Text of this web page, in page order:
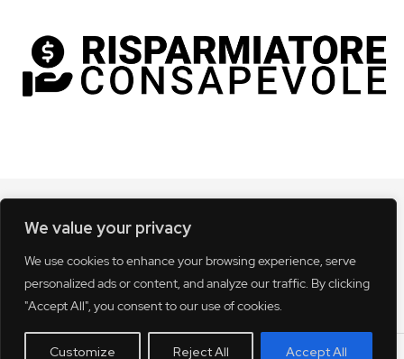
We value your privacy
We use cookies to enhance your browsing experience, serve
personalized ads or content, and analyze our traffic. By clicking
"Accept All", you consent to our use of cookies.
Customize Reject All Accept All